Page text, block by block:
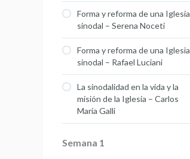
Forma y reforma de una Iglesia
sinodal – Serena Noceti
Forma y reforma de una Iglesia
sinodal – Rafael Luciani
La sinodalidad en la vida y la
misión de la Iglesia – Carlos
María Galli
Semana 1